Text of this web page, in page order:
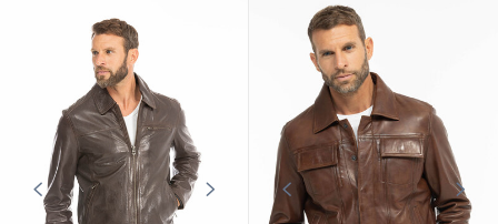
Tendances
Printemps - Été
anthracite GIPSY
249,00 €
En stock